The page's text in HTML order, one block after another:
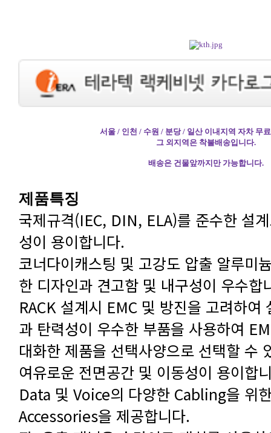
서울 / 인천 / 수원 / 분당 / 일산 이내지역 자차 무
그 외지역은 착불배송입니다.
배송은 건물앞까지만 가능합니다.
제품특징
성이 용이합니다.
한 디자인과 견고함 및 내구성이 우수합
대화한 제품을 선택사양으로 선택할 수
여유로운 전면공간 및 이동성이 용이합
Accessories을 제공합니다.